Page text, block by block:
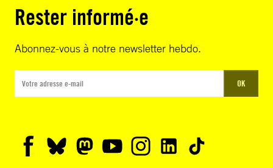
Rester informé·e
Abonnez-vous à notre newsletter hebdo.
OK